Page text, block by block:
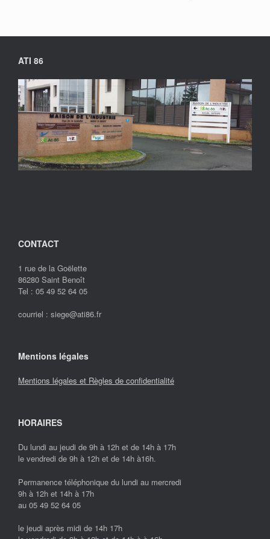
ATI 86
CONTACT
1 rue de la Goëlette
86280 Saint Benoît
Tel : 05 49 52 64 05
courriel : siege@ati86.fr
Mentions légales
Mentions légales et Règles de confidentialité
HORAIRES
Du lundi au jeudi de 9h à 12h et de 14h à 17h
le vendredi de 9h à 12h et de 14h à16h.
Permanence téléphonique du lundi au mercredi
9h à 12h et 14h à 17h
au 05 49 52 64 05
le jeudi après midi de 14h 17h